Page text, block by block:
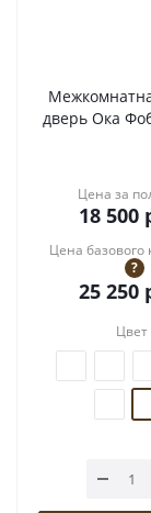
дверь Ока
Цена за
18 500
Цена базового
?
25 250
Цвет